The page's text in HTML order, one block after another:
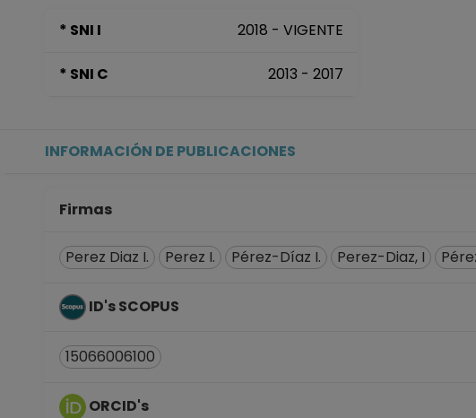
* SNI I 2018 - VIGENTE
* SNI C 2013 - 2017
INFORMACIÓN DE PUBLICACIONES
Firmas
Perez Diaz I. Perez I. Pérez-Díaz I. Perez-Diaz, I
ID's SCOPUS
15066006100
ORCID's